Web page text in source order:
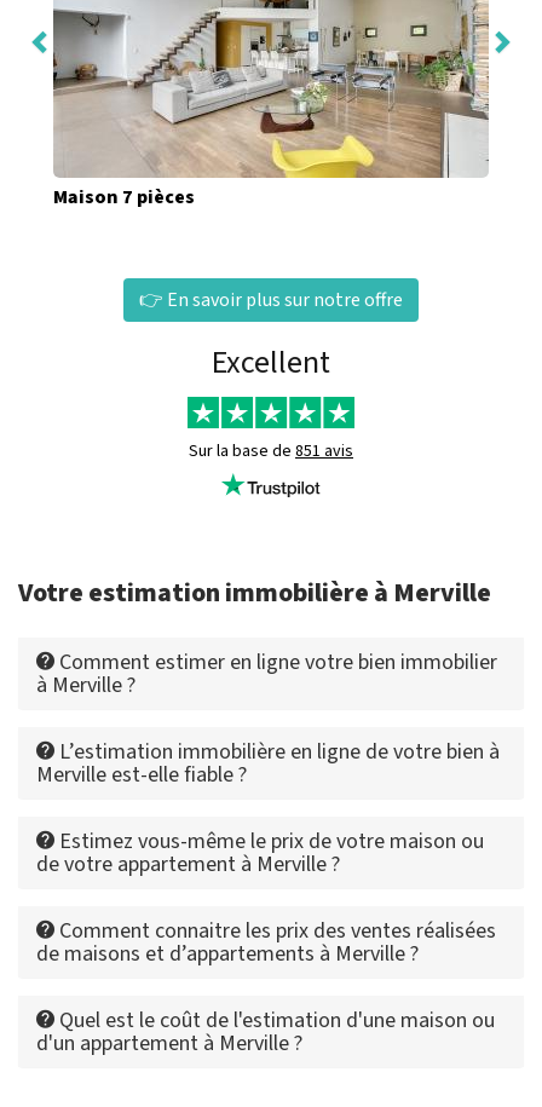
Maison 7 pièces
👉 En savoir plus sur notre offre
Excellent
Sur la base de 851 avis
Votre estimation immobilière à Merville
Comment estimer en ligne votre bien immobilier
à Merville ?
L’estimation immobilière en ligne de votre bien à
Merville est-elle fiable ?
Estimez vous-même le prix de votre maison ou
de votre appartement à Merville ?
Comment connaitre les prix des ventes réalisées
de maisons et d’appartements à Merville ?
Quel est le coût de l'estimation d'une maison ou
d'un appartement à Merville ?